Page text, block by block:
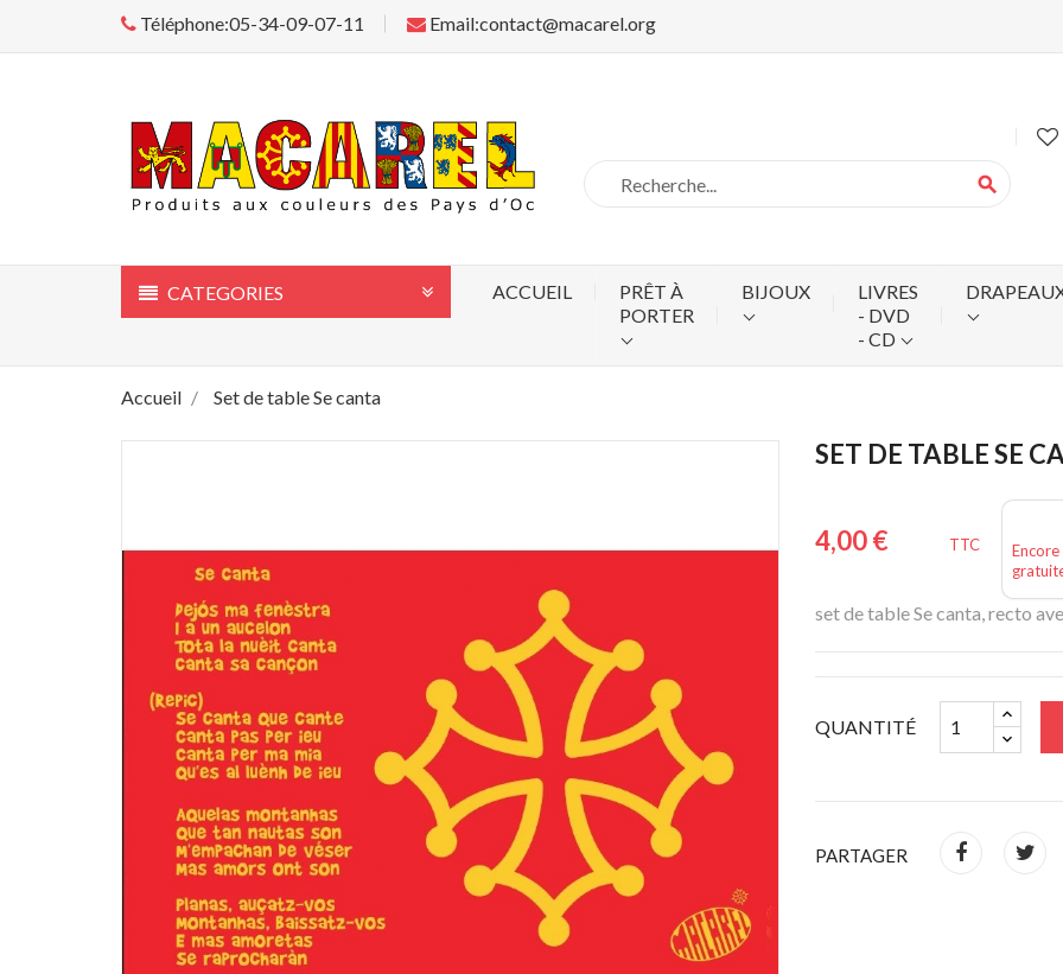
Téléphone:05-34-09-07-11 Email:contact@macarel.org
search
CATEGORIES ACCUEIL
PRÊT À
PORTER
BIJOUX
LIVRES
- DVD
- CD
Accueil Set de table Se canta
SET DE TABLE SE
4,00 € TTC
set de table Se canta, recto
QUANTITÉ
PARTAGER